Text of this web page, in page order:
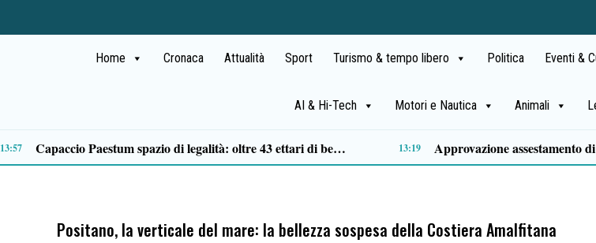
Home Cronaca Attualità Sport Turismo & tempo libero Politica Eventi &
AI & Hi-Tech Motori e Nautica Animali
No di RFI al ripristino del facchinaggio alla stazione di Sapri, PSI: «La battaglia continua» 11:36 Comparto ittico, dalla Regione Campania 3 milioni di euro per fronteggiare il caro-gasolio 11:15
Positano, la verticale del mare: la bellezza sospesa della Costiera Amalfitana